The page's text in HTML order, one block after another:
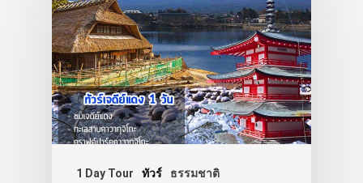
1 Day Tour ทัวร์ ธรรมชาติ